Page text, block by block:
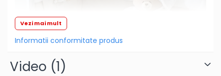
Atlase si enciclopedii pentru copii
Carti pentru Bebelusi
Casute si corturi copii
Vezi mai mult
Informatii conformitate produs
Video (1)